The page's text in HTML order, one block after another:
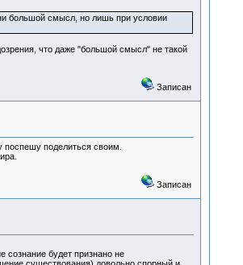
большой смысл, но лишь при условии
что даже "большой смысл" не такой
Записан
поспешу поделиться своим.
Записан
будет признано не